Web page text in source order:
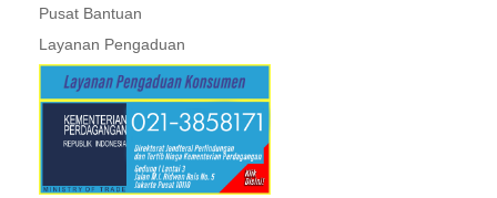
Pusat Bantuan
Layanan Pengaduan